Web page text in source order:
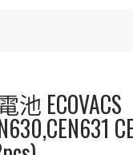
ECOVACS